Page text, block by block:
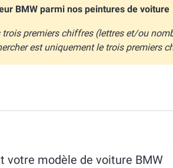
BMW parmi nos peintures de voiture
premiers chiffres (lettres et/ou
est uniquement le trois premiers
votre modèle de voiture BMW